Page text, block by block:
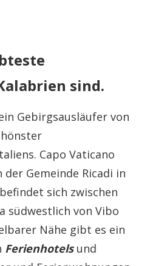
sind.
Gebirgsausläufer von
Capo Vaticano
Gemeinde Ricadi in
sich zwischen
südwestlich von Vibo
Nähe gibt es ein
Ferienhotelsund